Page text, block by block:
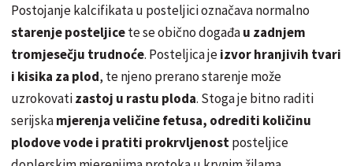
Postojanje kalcifikata u posteljici označava normalno
starenje posteljicete se obično događau zadnjem
tromjesečju trudnoće. Posteljica jeizvor hranjivih tvari
i kisika za plod, te njeno prerano starenje može
uzrokovatizastoj u rastu ploda. Stoga je bitno raditi
serijskamjerenja veličine fetusa, odrediti količinu
plodove vode i pratiti prokrvljenostposteljice